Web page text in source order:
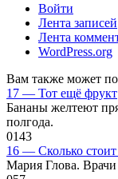
Войти
Лента записей
Лента
WordPress.org
Вам также может
17 — Тот ещё фрукт
Бананы желтеют
полгода.
0143
16 — Сколько
Мария Глова.